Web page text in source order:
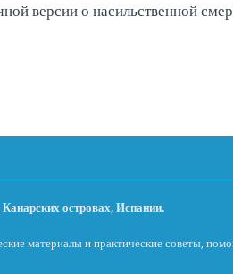
версии о насильственной
островах, Испании.
материалы и практические советы,